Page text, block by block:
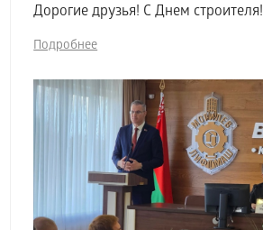
Дорогие друзья! С Днем строителя!
Подробнее